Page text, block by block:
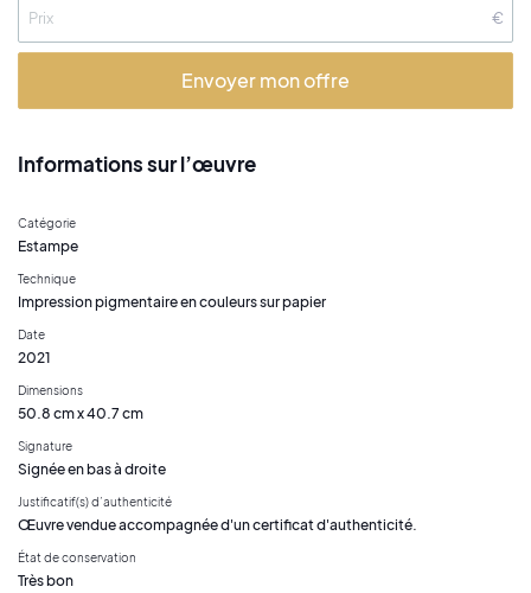
€
Envoyer mon offre
Informations sur l’œuvre
Catégorie
Estampe
Technique
Impression pigmentaire en couleurs sur papier
Date
2021
Dimensions
50.8 cm x 40.7 cm
Signature
Signée en bas à droite
Justificatif(s) d’authenticité
Œuvre vendue accompagnée d'un certificat d'authenticité.
État de conservation
Très bon